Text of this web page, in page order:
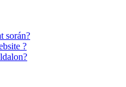
során?
?